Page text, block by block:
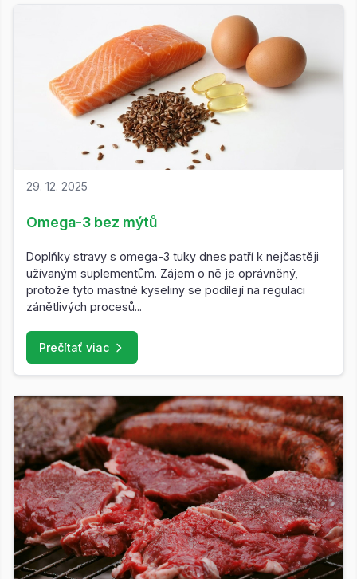
29. 12. 2025
Omega-3 bez mýtů
Doplňky stravy s omega-3 tuky dnes patří k nejčastěji
užívaným suplementům. Zájem o ně je oprávněný,
protože tyto mastné kyseliny se podílejí na regulaci
zánětlivých procesů...
Prečítať viac